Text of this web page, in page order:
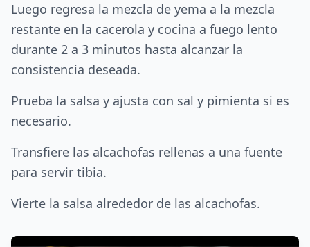
Luego regresa la mezcla de yema a la mezcla
restante en la cacerola y cocina a fuego lento
durante 2 a 3 minutos hasta alcanzar la
consistencia deseada.
Prueba la salsa y ajusta con sal y pimienta si es
necesario.
Transfiere las alcachofas rellenas a una fuente
para servir tibia.
Vierte la salsa alrededor de las alcachofas.